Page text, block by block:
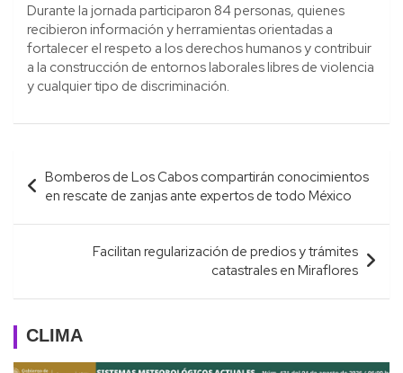
Durante la jornada participaron 84 personas, quienes
recibieron información y herramientas orientadas a
fortalecer el respeto a los derechos humanos y contribuir
a la construcción de entornos laborales libres de violencia
y cualquier tipo de discriminación.
Navegación
de
entradas
Bomberos de Los Cabos compartirán conocimientos
en rescate de zanjas ante expertos de todo México
Facilitan regularización de predios y trámites
catastrales en Miraflores
CLIMA